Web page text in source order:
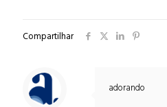
Compartilhar
adorando